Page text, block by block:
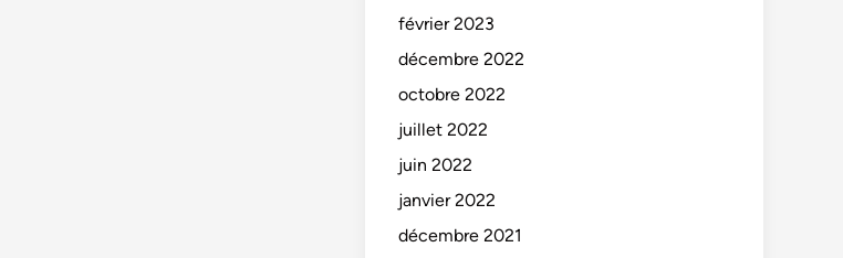
février 2023
décembre 2022
octobre 2022
juillet 2022
juin 2022
janvier 2022
décembre 2021